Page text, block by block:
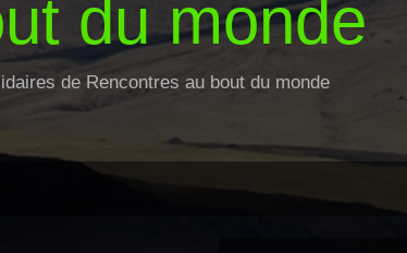
du monde
de Rencontres au bout du monde